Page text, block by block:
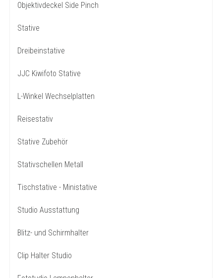
Objektivdeckel Side Pinch
Stative
Dreibeinstative
JJC Kiwifoto Stative
L-Winkel Wechselplatten
Reisestativ
Stative Zubehör
Stativschellen Metall
Tischstative - Ministative
Studio Ausstattung
Blitz- und Schirmhalter
Clip Halter Studio